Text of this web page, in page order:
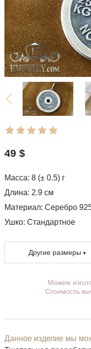
49 $
Масса: 8 (± 0.5) г
Длина: 2.9 см
Материал: Серебро
Ушко: Стандартное
Другие размеры
Вы можете
Дополнительные
В некоторых моделях
случае наши
Можем
Стоимость
Данное изделие мы